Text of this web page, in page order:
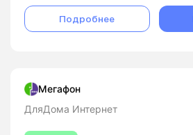
Подробнее
Мегафон
ДляДома Интернет